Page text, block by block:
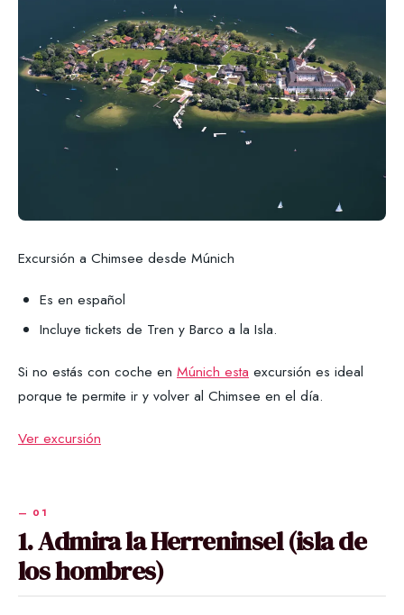
Excursión a Chimsee desde Múnich
Es en español
Incluye tickets de Tren y Barco a la Isla.
Si no estás con coche en Múnich esta excursión es ideal
porque te permite ir y volver al Chimsee en el día.
Ver excursión
1. Admira la Herreninsel (isla de
los hombres)